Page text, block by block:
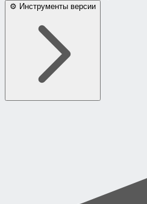
⚙ Инструменты версии